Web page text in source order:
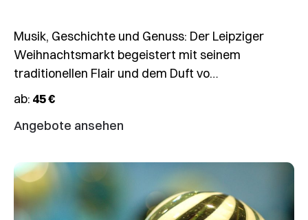
Musik, Geschichte und Genuss: Der Leipziger
Weihnachtsmarkt begeistert mit seinem
traditionellen Flair und dem Duft vo…
ab: 45 €
Angebote ansehen